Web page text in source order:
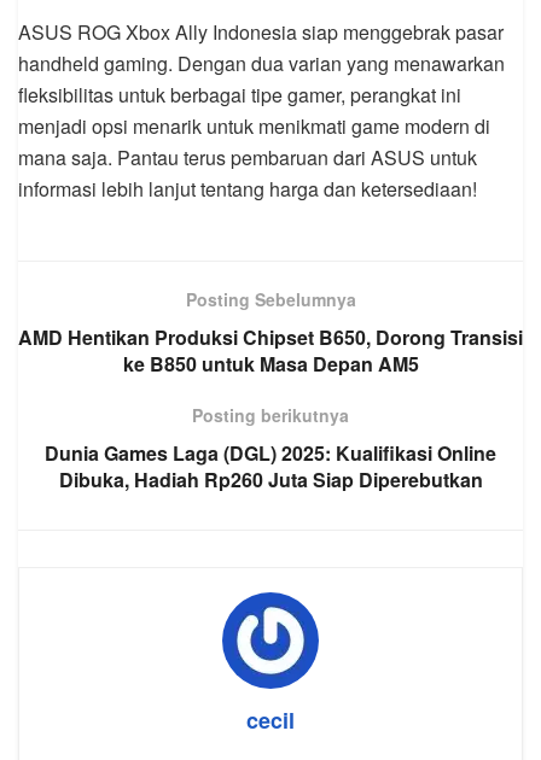
ASUS ROG Xbox Ally Indonesia siap menggebrak pasar
handheld gaming. Dengan dua varian yang menawarkan
fleksibilitas untuk berbagai tipe gamer, perangkat ini
menjadi opsi menarik untuk menikmati game modern di
mana saja. Pantau terus pembaruan dari ASUS untuk
informasi lebih lanjut tentang harga dan ketersediaan!
Posting Sebelumnya
AMD Hentikan Produksi Chipset B650, Dorong Transisi
ke B850 untuk Masa Depan AM5
Posting berikutnya
Dunia Games Laga (DGL) 2025: Kualifikasi Online
Dibuka, Hadiah Rp260 Juta Siap Diperebutkan
cecil